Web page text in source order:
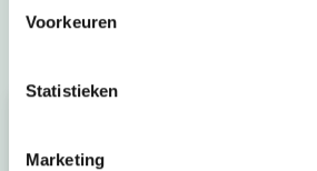
Voorkeuren
Statistieken
Marketing